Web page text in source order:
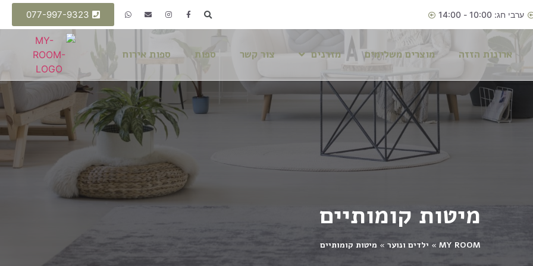
ערבי חג: 10:00 - 14:00 077-997-9323
ארונות הזזה מוצרים משלימים מזרנים צור קשר ספות ספות אירוח
מיטות קומותיים
MY ROOM
» ילדים ונוער » מיטות קומותיים